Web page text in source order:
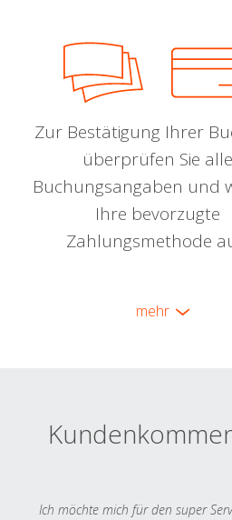
Zur Bestätigung Ihrer
überprüfen Sie alle
Buchungsangaben und
Ihre bevorzugte
Zahlungsmethode
mehr
Ich möchte mich für den super